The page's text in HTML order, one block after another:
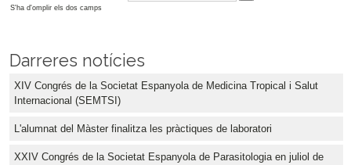
S'ha d'omplir els dos camps
Darreres notícies
XIV Congrés de la Societat Espanyola de Medicina Tropical i Salut
Internacional (SEMTSI)
L'alumnat del Màster finalitza les pràctiques de laboratori
XXIV Congrés de la Societat Espanyola de Parasitologia en juliol de